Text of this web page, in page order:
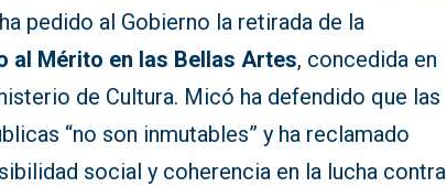
pedido al Gobierno la retirada de la
al Mérito en las Bellas Artes, concedida en
de Cultura. Micó ha defendido que las
“no son inmutables” y ha reclamado
social y coherencia en la lucha contra